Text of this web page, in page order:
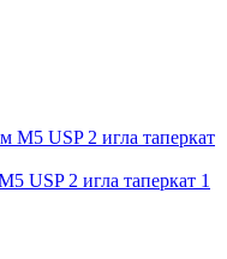
USP 2 игла таперкат 1